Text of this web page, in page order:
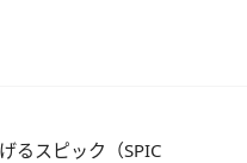
るスピック（SPIC